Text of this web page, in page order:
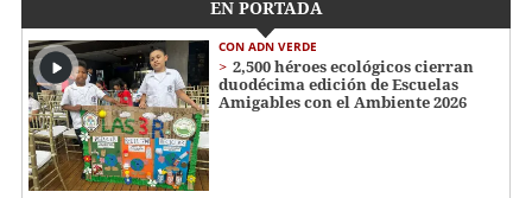
EN PORTADA
CON ADN VERDE
2,500 héroes ecológicos cierran
duodécima edición de Escuelas
Amigables con el Ambiente 2026